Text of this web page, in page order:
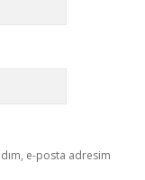
e-posta adresim